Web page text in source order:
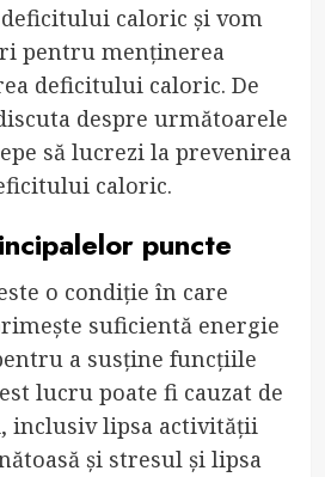
caloric și vom
pentru menținerea
deficitului caloric. De
despre următoarele
să lucrezi la prevenirea
caloric.
puncte
o condiție în care
suficientă energie
a susține funcțiile
lucru poate fi cauzat de
inclusiv lipsa activității
și stresul și lipsa